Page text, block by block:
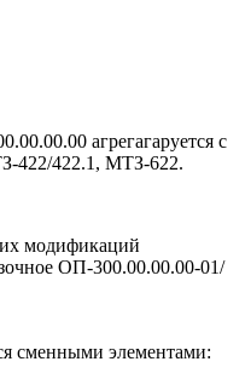
агрегагаруется с
422/422.1, МТЗ-622.
их модификаций
ОП-300.00.00.00-01/
сменными элементами: